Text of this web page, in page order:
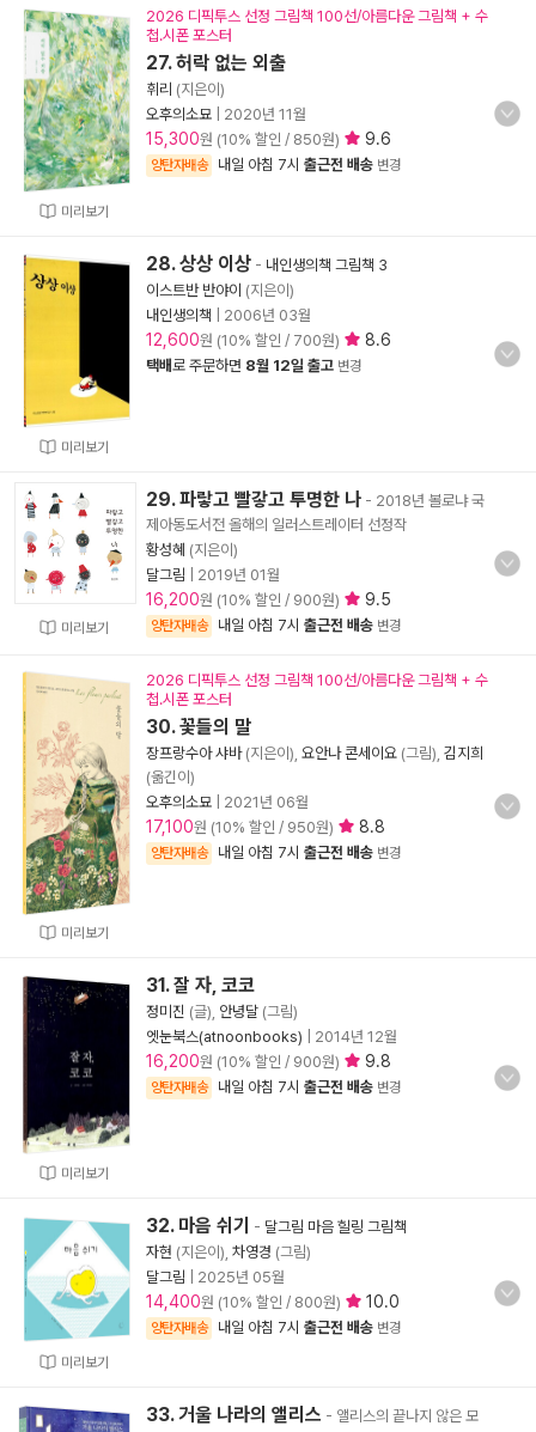
미리보기
2026 디픽투스 선정 그림책 100선/아름다운 그림책 + 수
첩.시폰 포스터
27. 허락 없는 외출
휘리 (지은이)
오후의소묘
2020년 11월
15,300원 (10% 할인 / 850원) 9.6
양탄자배송 내일 아침 7시 출근전 배송 변경
미리보기
28. 상상 이상 - 내인생의책 그림책 3
이스트반 반야이 (지은이)
내인생의책
2006년 03월
12,600원 (10% 할인 / 700원) 8.6
택배로 주문하면 8월 12일 출고 변경
미리보기
29. 파랗고 빨갛고 투명한 나 - 2018년 볼로냐 국
제아동도서전 올해의 일러스트레이터 선정작
황성혜 (지은이)
달그림
2019년 01월
16,200원 (10% 할인 / 900원) 9.5
양탄자배송 내일 아침 7시 출근전 배송 변경
미리보기
2026 디픽투스 선정 그림책 100선/아름다운 그림책 + 수
첩.시폰 포스터
30. 꽃들의 말
장프랑수아 샤바(지은이), 요안나 콘세이요 (그림), 김지희
(옮긴이)
오후의소묘
2021년 06월
17,100원 (10% 할인 / 950원) 8.8
양탄자배송 내일 아침 7시 출근전 배송 변경
미리보기
31. 잘 자, 코코
정미진 (글), 안녕달 (그림)
엣눈북스(atnoonbooks)
2014년 12월
16,200원 (10% 할인 / 900원) 9.8
양탄자배송 내일 아침 7시 출근전 배송 변경
미리보기
32. 마음 쉬기 - 달그림 마음 힐링 그림책
자현 (지은이), 차영경 (그림)
달그림
2025년 05월
14,400원 (10% 할인 / 800원) 10.0
양탄자배송 내일 아침 7시 출근전 배송 변경
33. 거울 나라의 앨리스 - 앨리스의 끝나지 않은 모